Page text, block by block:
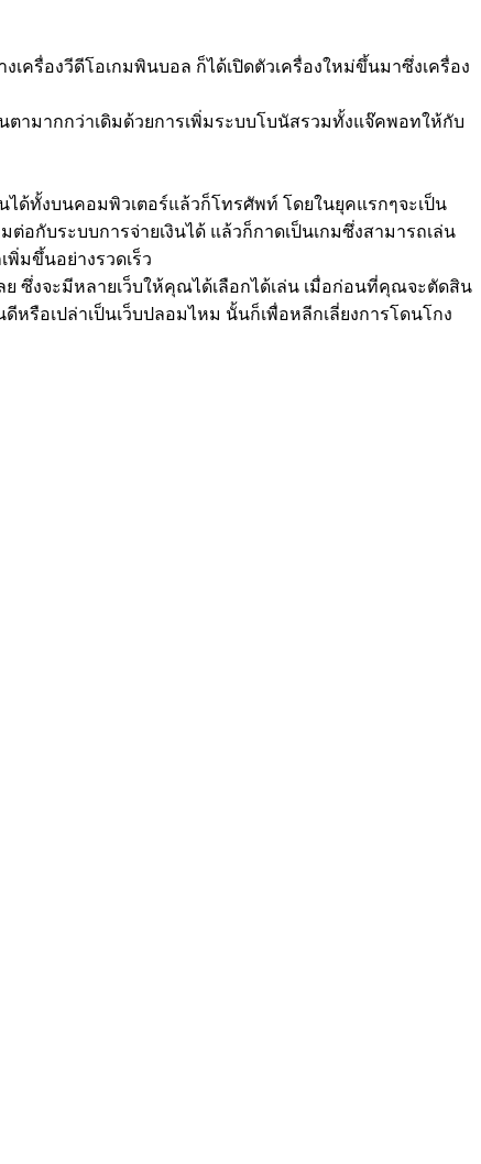
ครื่องวีดีโอเกมพินบอล ก็ได้เปิดตัวเครื่องใหม่ขึ้นมาซึ่งเครื่อง
ามากกว่าเดิมด้วยการเพิ่มระบบโบนัสรวมทั้งแจ๊คพอทให้กับ
ด้ทั้งบนคอมพิวเตอร์แล้วก็โทรศัพท์ โดยในยุคแรกๆจะเป็น
อกับระบบการจ่ายเงินได้ แล้วก็กาดเป็นเกมซึ่งสามารถเล่น
พิ่มขึ้นอย่างรวดเร็ว
ซึ่งจะมีหลายเว็บให้คุณได้เลือกได้เล่น เมื่อก่อนที่คุณจะตัดสิน
รือเปล่าเป็นเว็บปลอมไหม นั้นก็เพื่อหลีกเลี่ยงการโดนโกง